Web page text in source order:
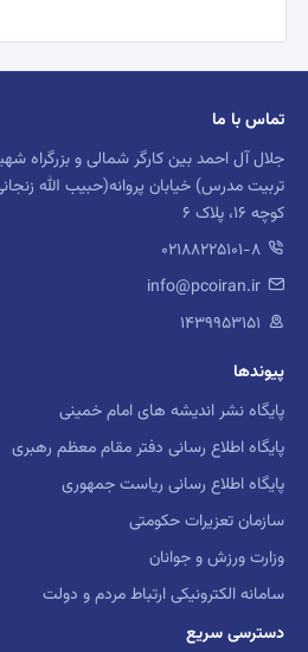
تماس با ما
جلال آل احمد بین کارگر شمالی و بزرگراه
تربیت مدرس) خیابان پروانه(حبیب الله
کوچه 16، پلاک 6
02188225101-8
info@pcoiran.ir
۱۴۳۹۹۵۳۱۵۱
پیوندها
پایگاه نشر اندیشه های امام خمینی
پایگاه اطلاع رسانی دفتر مقام معظم رهبری
پایگاه اطلاع رسانی ریاست جمهوری
سازمان تعزیرات حکومتی
وزارت ورزش و جوانان
سامانه الکترونیکی ارتباط مردم و دولت
دسترسی سریع